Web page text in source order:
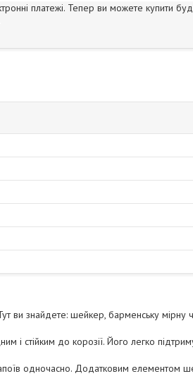
платежі. Тепер ви можете купити
ви знайдете: шейкер, барменську мірну
і стійким до корозії. Його легко
одночасно. Додатковим елементом